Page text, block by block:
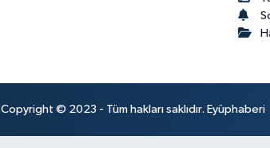
Copyright © 2023 - Tüm hakları saklıdır. Eyüphaberi